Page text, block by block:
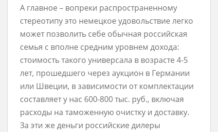
А главное – вопреки распространенному
стереотипу это немецкое удовольствие легко
может позволить себе обычная российская
семья с вполне средним уровнем дохода:
стоимость такого универсала в возрасте 4-5
лет, прошедшего через аукцион в Германии
или Швеции, в зависимости от комплектации
составляет у нас 600-800 тыс. руб., включая
расходы на таможенную очистку и доставку.
За эти же деньги российские дилеры